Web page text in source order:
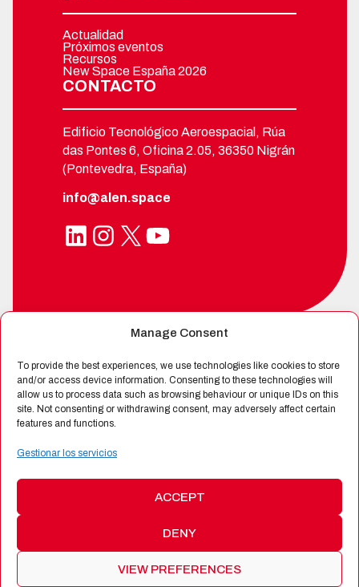
Manage Consent
To provide the best experiences, we use technologies like cookies to store
and/or access device information. Consenting to these technologies will
allow us to process data such as browsing behaviour or unique IDs on this
site. Not consenting or withdrawing consent, may adversely affect certain
features and functions.
Gestionar los servicios
ACCEPT
DENY
VIEW PREFERENCES
Actualidad
Próximos eventos
Recursos
New Space España 2026
CONTACTO
Edificio Tecnológico Aeroespacial, Rúa
das Pontes 6, Oficina 2.05, 36350 Nigrán
(Pontevedra, España)
info@alen.space
LinkedIn Instagram X YouTube
CERTIFICADA POR
Política de Calidad | Términos y Condiciones de